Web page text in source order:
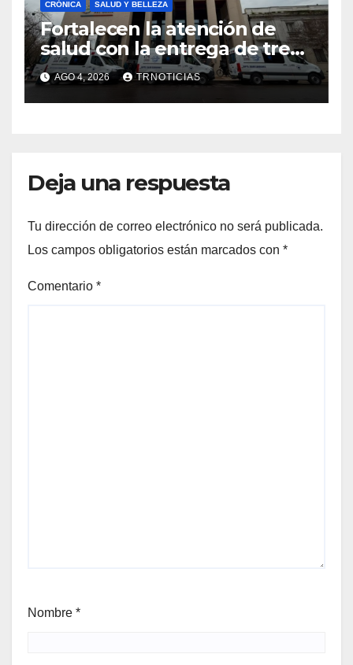
CRÓNICA SALUD Y BELLEZA
Fortalecen la atención de
salud con la entrega de tres
nuevas ambulancias para
Cauquenes y Sagrada Familia
AGO 4, 2026 TRNOTICIAS
Deja una respuesta
Tu dirección de correo electrónico no será publicada.
Los campos obligatorios están marcados con *
Comentario *
Nombre *